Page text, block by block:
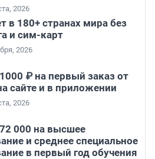
2026
в 180+ странах мира без
и сим-карт
2026
₽ на первый заказ от
сайте и в приложении
2026
000 на высшее
и среднее специальное
в первый год обучения